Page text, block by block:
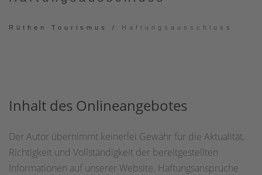
Rüthen Tourismus / Haftungsausschluss
Inhalt des Onlineangebotes
Der Autor übernimmt keinerlei Gewähr für die Aktualität,
Richtigkeit und Vollständigkeit der bereitgestellten
Informationen auf unserer Website. Haftungsansprüche